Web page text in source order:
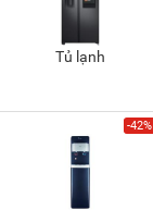
Tủ lạnh
-42%